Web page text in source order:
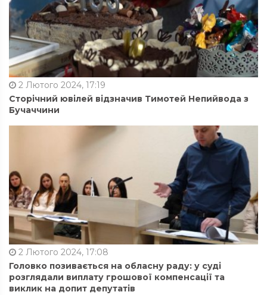
2 Лютого 2024, 17:19
Сторічний ювілей відзначив Тимотей Непийвода з
Бучаччини
2 Лютого 2024, 17:08
Головко позивається на обласну раду: у суді
розглядали виплату грошової компенсації та
виклик на допит депутатів